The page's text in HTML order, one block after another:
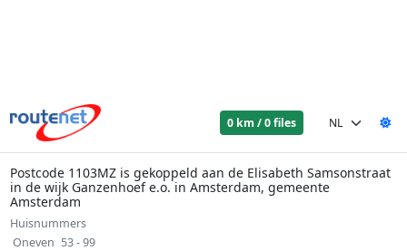
0 km / 0 files
Postcode 1103MZ is gekoppeld aan de Elisabeth Samsonstraat
in de wijk Ganzenhoef e.o. in Amsterdam, gemeente
Amsterdam
Huisnummers
Oneven 53 - 99